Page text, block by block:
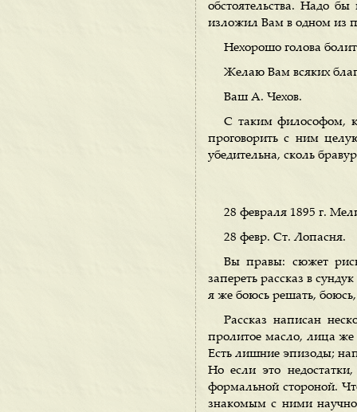
обстоятельства. Надо
изложил Вам в одном из
Нехорошо голова
Желаю Вам всяких
Ваш А. Чехов.
С таким философом,
проговорить с ним
убедительна, сколь
28 февраля 1895 г.
28 февр. Ст. Лопасня.
Вы правы: сюжет
запереть рассказ в
я же боюсь решать,
Рассказ написан
пролитое масло, лица же
Есть лишние эпизоды;
Но если это
формальной стороной.
знакомым с ними